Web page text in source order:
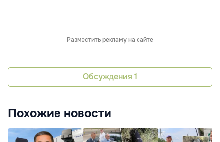
Разместить рекламу на сайте
Обсуждения 1
Похожие новости